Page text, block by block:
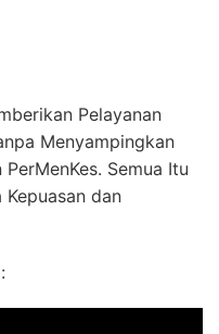
Pelayanan
Menyampingkan
Semua Itu
dan